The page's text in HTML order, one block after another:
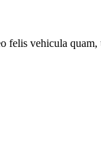
vehicula quam,